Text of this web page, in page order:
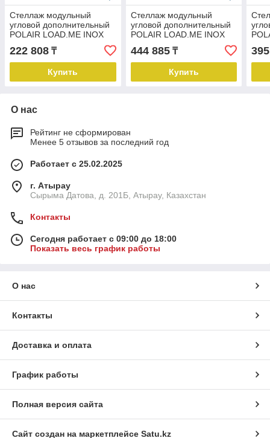
Стеллаж модульный
угловой дополнительный
POLAIR LOAD.ME INOX
18AL.5IN30.08C
222 808 ₸
Купить
Стеллаж модульный
угловой дополнительный
POLAIR LOAD.ME INOX
21AL.5IN30.18C
444 885₸
Купить
О нас
Рейтинг не сформирован
Менее 5 отзывов за последний год
Работает с 25.02.2025
г. Атырау
Сырыма Датова, д. 201Б, Атырау, Казахстан
Контакты
Сегодня работает с 09:00 до 18:00
Показать весь график работы
О нас
Контакты
Доставка и оплата
График работы
Полная версия сайта
Сайт создан на маркетплейсе Satu.kz